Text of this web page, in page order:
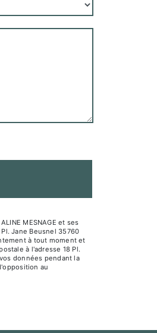
MESNAGE et ses
Jane Beusnel 35760
à tout moment et
à l'adresse 18 Pl.
données pendant la
au